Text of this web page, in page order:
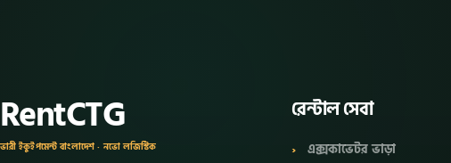
RentCTG
ভারী ইকুইপমেন্ট বাংলাদেশ · নভো লজিস্টিক
রেন্টাল সেবা
এক্সকাভেটর ভাড়া